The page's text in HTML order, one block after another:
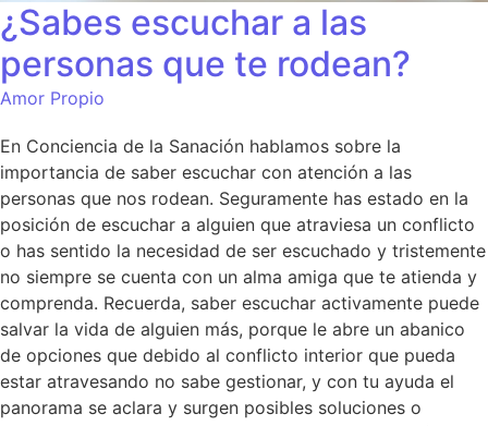
¿Sabes escuchar a las
personas que te rodean?
Amor Propio
En Conciencia de la Sanación hablamos sobre la
importancia de saber escuchar con atención a las
personas que nos rodean. Seguramente has estado en la
posición de escuchar a alguien que atraviesa un conflicto
o has sentido la necesidad de ser escuchado y tristemente
no siempre se cuenta con un alma amiga que te atienda y
comprenda. Recuerda, saber escuchar activamente puede
salvar la vida de alguien más, porque le abre un abanico
de opciones que debido al conflicto interior que pueda
estar atravesando no sabe gestionar, y con tu ayuda el
panorama se aclara y surgen posibles soluciones o